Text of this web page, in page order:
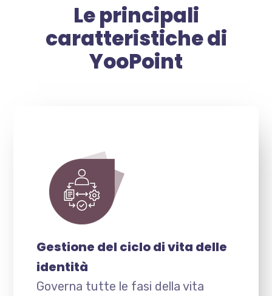
Le principali
caratteristiche di
YooPoint
Gestione del ciclo di vita delle
identità
Governa tutte le fasi della vita